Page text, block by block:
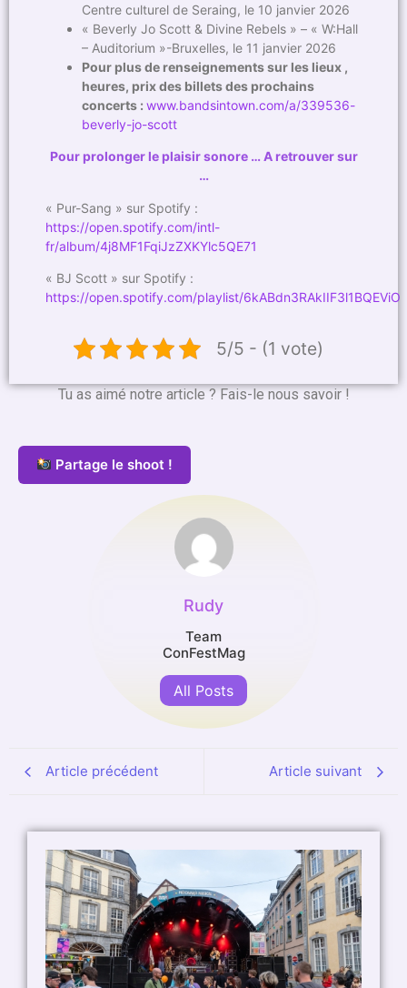
Centre culturel de Seraing, le 10 janvier 2026
« Beverly Jo Scott & Divine Rebels » – « W:Hall
– Auditorium »-Bruxelles, le 11 janvier 2026
Pour plus de renseignements sur les lieux ,
heures, prix des billets des prochains
concerts : www.bandsintown.com/a/339536-
beverly-jo-scott
Pour prolonger le plaisir sonore … A retrouver sur
…
« Pur-Sang » sur Spotify :
https://open.spotify.com/intl-
fr/album/4j8MF1FqiJzZXKYlc5QE71
« BJ Scott » sur Spotify :
https://open.spotify.com/playlist/6kABdn3RAkIIF3l1BQEViO
5/5 - (1 vote)
Tu as aimé notre article ? Fais-le nous savoir !
Partage le shoot !
Rudy
Team
ConFestMag
All Posts
Article précédent Article suivant